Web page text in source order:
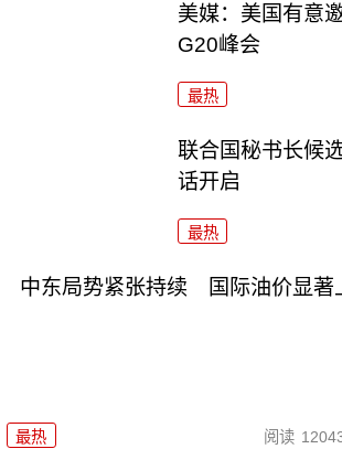
美媒：美国有意
G20峰会
最热
联合国秘书长候
话开启
最热
中东局势紧张持续 国际油价显著
最热 阅读